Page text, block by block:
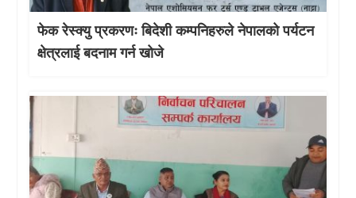
फेक रेस्क्यु प्रकरणः बिदेशी कम्पनिहरुले नेपालको पर्यटन
क्षेत्रलाई बदनाम गर्न खोजे